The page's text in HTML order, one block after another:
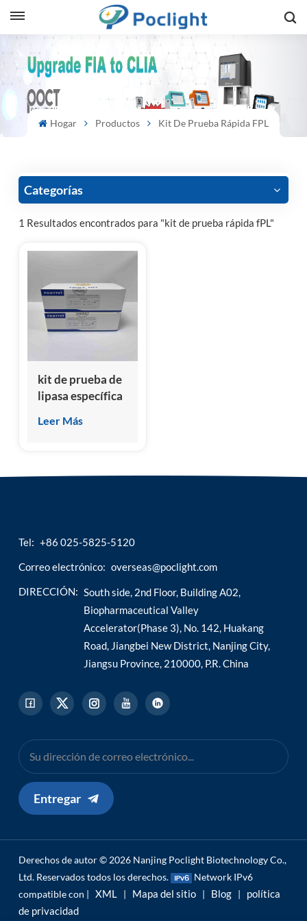
Hogar Productos Kit De Prueba Rápida FPL
Categorías
1 Resultados encontrados para "kit de prueba rápida fPL"
kit de prueba de
lipasa específica
felina (fPL)
Leer Más
Tel: +86 025-5825-5120
Correo electrónico: overseas@poclight.com
DIRECCIÓN: South side, 2nd Floor, Building A02,
Biopharmaceutical Valley
Accelerator(Phase 3), No. 142, Huakang
Road, Jiangbei New District, Nanjing City,
Jiangsu Province, 210000, P.R. China
Entregar
Derechos de autor © 2026 Nanjing Poclight Biotechnology Co.,
Ltd. Reservados todos los derechos.
Network IPv6
compatible con | XML | Mapa del sitio | Blog |
política
de privacidad